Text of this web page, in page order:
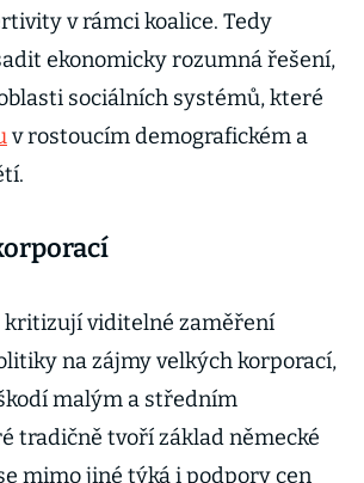
v rámci koalice. Tedy
ekonomicky rozumná řešení,
sociálních systémů, které
v rostoucím demografickém a
kritizují viditelné zaměření
na zájmy velkých korporací,
malým a středním
tradičně tvoří základ německé
mimo jiné týká i podpory cen